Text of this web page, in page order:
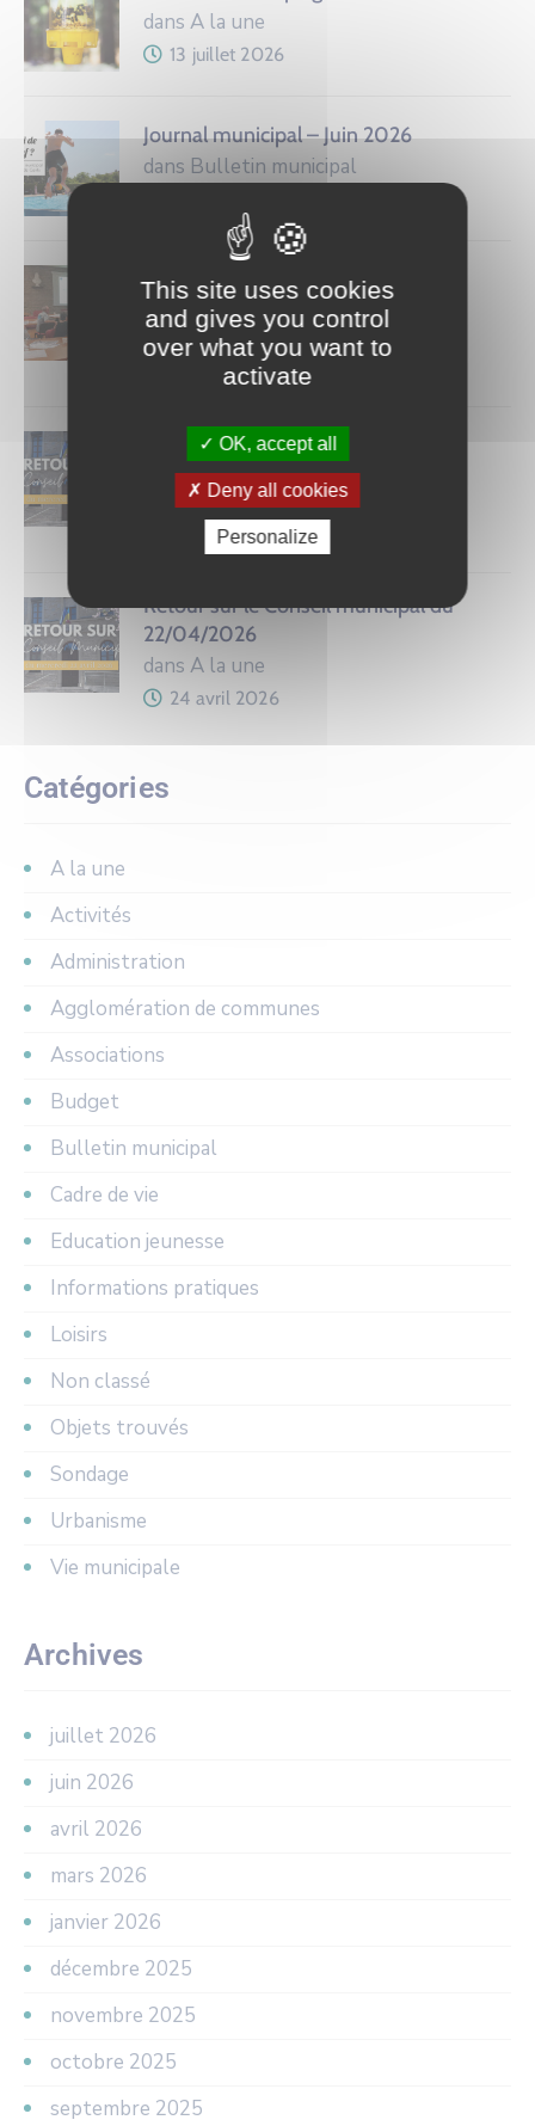
dans A la une
13 juillet 2026
Journal municipal – Juin 2026
dans Bulletin municipal
membres
dans A la une
16 juin 2026
Retour sur le Conseil municipal du
10/06/2026
dans A la une
11 juin 2026
Retour sur le Conseil municipal du
22/04/2026
dans A la une
24 avril 2026
Catégories
A la une
Activités
Administration
Agglomération de communes
Associations
Budget
Bulletin municipal
Cadre de vie
Education jeunesse
Informations pratiques
Loisirs
Non classé
Objets trouvés
Sondage
Urbanisme
Vie municipale
Archives
juillet 2026
juin 2026
avril 2026
mars 2026
janvier 2026
décembre 2025
novembre 2025
octobre 2025
septembre 2025
This site uses cookies
and gives you control
over what you want to
activate
OK, accept all
Deny all cookies
Personalize